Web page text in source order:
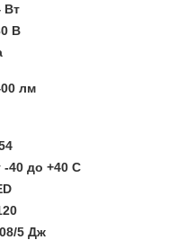
Вт
В
лм
-40 до +40 C
5 Дж